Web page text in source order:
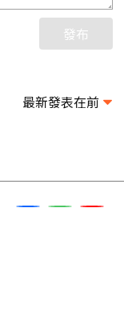
發布
最新發表在前